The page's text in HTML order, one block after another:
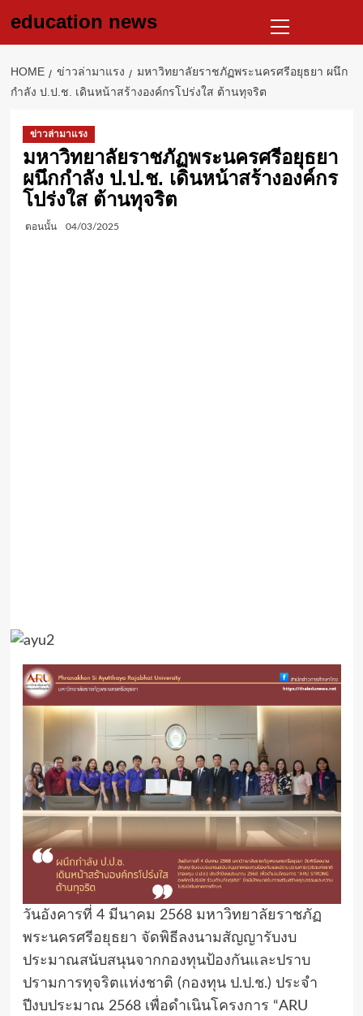
education news
Menu
HOME ข่าวล่ามาแรง
มหาวิทยาลัยราชภัฏพระนครศรีอยุธยา ผนึก
กำลัง ป.ป.ช. เดินหน้าสร้างองค์กรโปร่งใส ต้านทุจริต
ข่าวล่ามาแรง
มหาวิทยาลัยราชภัฏพระนครศรีอยุธยา
ผนึกกำลัง ป.ป.ช. เดินหน้าสร้างองค์กร
โปร่งใส ต้านทุจริต
ตอนนั้น 04/03/2025
วันอังคารที่ 4 มีนาคม 2568 มหาวิทยาลัยราชภัฏ
พระนครศรีอยุธยา จัดพิธีลงนามสัญญารับงบ
ประมาณสนับสนุนจากกองทุนป้องกันและปราบ
ปรามการทุจริตแห่งชาติ (กองทุน ป.ป.ช.) ประจำ
ปีงบประมาณ 2568 เพื่อดำเนินโครงการ “ARU